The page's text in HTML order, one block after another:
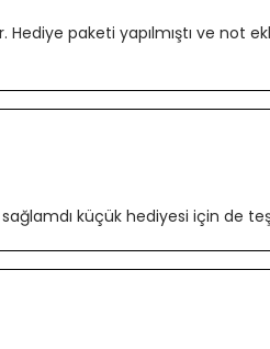
paketi yapılmıştı ve not
küçük hediyesi için de